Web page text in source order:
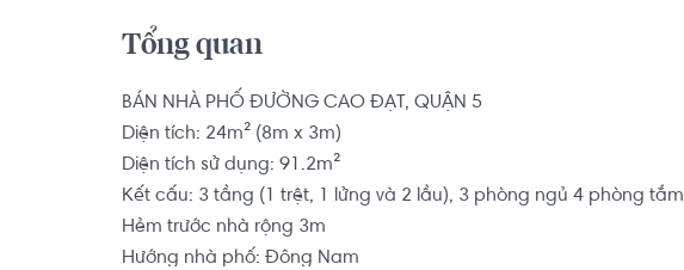
Tổng quan
BÁN NHÀ PHỐ ĐƯỜNG CAO ĐẠT, QUẬN 5
Diện tích: 24m² (8m x 3m)
Diện tích sử dụng: 91.2m²
Kết cấu: 3 tầng (1 trệt, 1 lửng và 2 lầu), 3 phòng ngủ 4 phòng tắm
Hẻm trước nhà rộng 3m
Hướng nhà phố: Đông Nam